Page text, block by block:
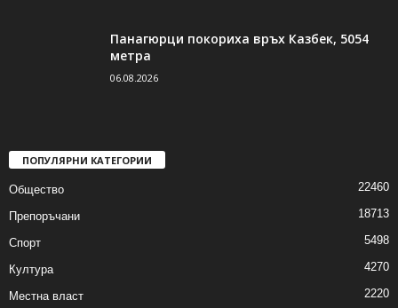
Панагюрци покориха връх Казбек, 5054
метра
06.08.2026
ПОПУЛЯРНИ КАТЕГОРИИ
Общество 22460
Препоръчани 18713
Спорт 5498
Култура 4270
Местна власт 2220